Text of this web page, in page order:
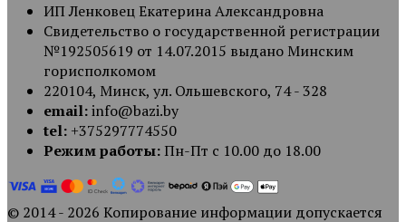
ИП Ленковец Екатерина Александровна
Свидетельство о государственной регистрации
№192505619 от 14.07.2015 выдано Минским
горисполкомом
220104, Минск, ул. Ольшевского, 74 - 328
email:info@bazi.by
tel: +375297774550
Режим работы:Пн-Пт с 10.00 до 18.00
© 2014 - 2026 Копирование информации допускается